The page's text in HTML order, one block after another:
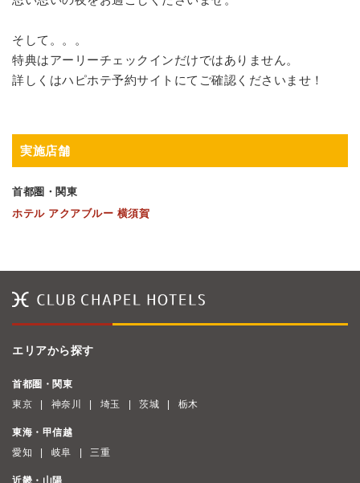
そして。。。
特典はアーリーチェックインだけではありません。
詳しくはハピホテ予約サイト にてご確認くださいませ！
実施店舗
首都圏・関東
ホテル アクアブルー 横須賀
エリアから探す
首都圏・関東
東京
神奈川 埼玉 茨城 栃木
東海・甲信越
愛知
岐阜 三重
近畿・山陽